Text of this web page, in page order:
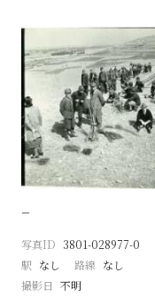
−
写真ID 3801-028977-0
駅 なし 路線 なし
撮影日 不明